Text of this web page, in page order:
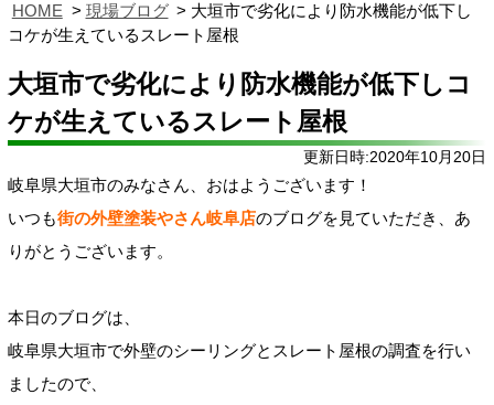
HOME 現場ブログ
大垣市で劣化により防水機能が低下し
コケが生えているスレート屋根
大垣市で劣化により防水機能が低下しコ
ケが生えているスレート屋根
更新日時:2020年10月20日
岐阜県大垣市のみなさん、おはようございます！
いつも街の外壁塗装やさん岐阜店のブログを見ていただき、あ
りがとうございます。
本日のブログは、
岐阜県大垣市で外壁のシーリングとスレート屋根の調査を行い
ましたので、